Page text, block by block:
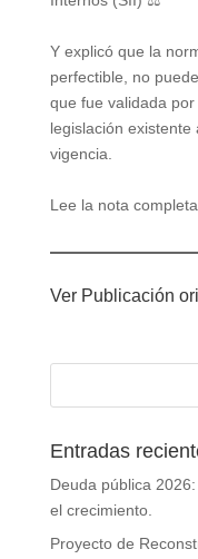
Y explicó que la
perfectible, no
que fue validada
legislación
vigencia.
Lee la nota completa
Ver Publicación
Entradas
Deuda pública
el crecimiento.
Proyecto de